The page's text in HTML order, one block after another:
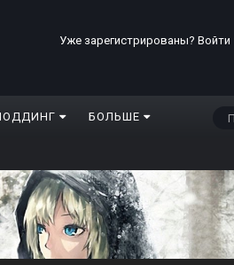
Уже зарегистрированы? Войти
БОЛЬШЕ